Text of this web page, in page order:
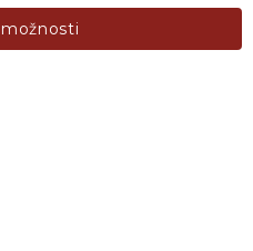
Možnosti lahko izberete na